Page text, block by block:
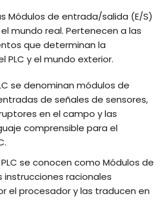
Módulos de entrada/salida (E/S)
mundo real. Pertenecen a las
que determinan la
PLC y el mundo exterior.
se denominan módulos de
de señales de sensores,
en el campo y las
comprensible para el
se conocen como Módulos de
instrucciones racionales
el procesador y las traducen en